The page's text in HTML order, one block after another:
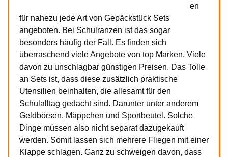
en
für nahezu jede Art von Gepäckstück Sets
angeboten. Bei Schulranzen ist das sogar
besonders häufig der Fall. Es finden sich
überraschend viele Angebote von top Marken. Viele
davon zu unschlagbar günstigen Preisen. Das Tolle
an Sets ist, dass diese zusätzlich praktische
Utensilien beinhalten, die allesamt für den
Schulalltag gedacht sind. Darunter unter anderem
Geldbörsen, Mäppchen und Sportbeutel. Solche
Dinge müssen also nicht separat dazugekauft
werden. Somit lassen sich mehrere Fliegen mit einer
Klappe schlagen. Ganz zu schweigen davon, dass